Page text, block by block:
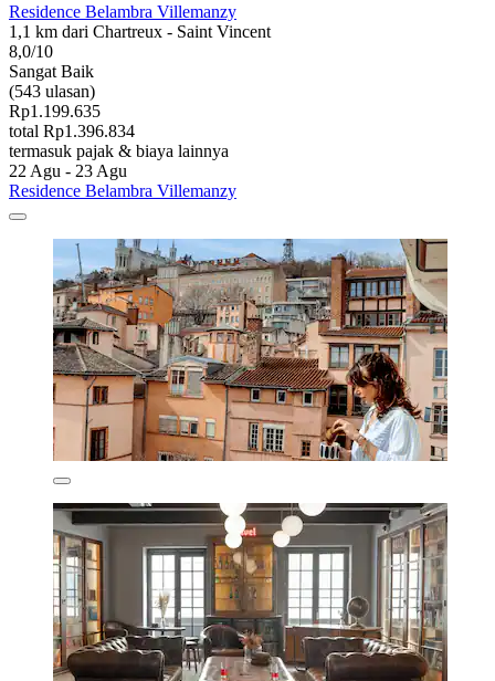
Residence Belambra Villemanzy
1,1 km dari Chartreux - Saint Vincent
8,0/10
Sangat Baik
(543 ulasan)
Rp1.199.635
total Rp1.396.834
termasuk pajak & biaya lainnya
22 Agu - 23 Agu
Residence Belambra Villemanzy